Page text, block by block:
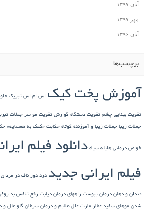
آبان ۱۳۹۷
مهر ۱۳۹۷
آبان ۱۳۹۶
برچسب‌ها
آموزش پخت کیک اس ام اس تبریک
تقویت بینایی چشم تقویت دستگاه گوارش تقویت مو سر جملات
جملات زیبا جملات زیبا و آموزنده کوتاه حکایت «کمک به همسایه»
خواص درمانی هلیله سیاه دانلود فیلم
فیلم ایرانی جدید درد دور ناف در مردان
دندان و دهان درمان یبوست راههای درمان دیابت رفع تنفس بد
شدن موهای سفید عطار مارت علل،علایم و درمان سرطان گلو علل و